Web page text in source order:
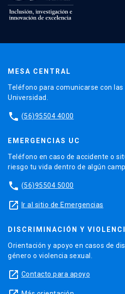
MESA CENTRAL
Teléfono para comunicarse con
Universidad.
phone (56)95504 4000
EMERGENCIAS UC
Teléfono en caso de accidente o
riesgo tu vida dentro de algún
phone (56)95504 5000
launch Ir al sitio de Emergencias
DISCRIMINACIÓN Y
Orientación y apoyo en casos de
género o violencia sexual.
launch Contacto para apoyo